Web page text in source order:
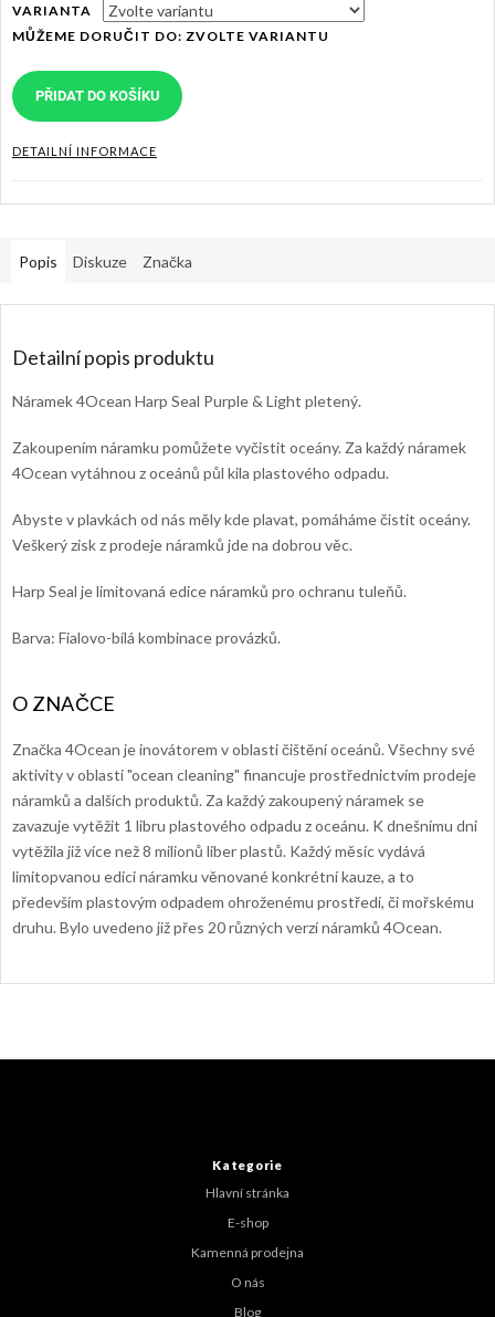
VARIANTA
MŮŽEME DORUČIT DO: ZVOLTE VARIANTU
PŘIDAT DO KOŠÍKU
DETAILNÍ INFORMACE
Popis Diskuze Značka
Detailní popis produktu
Náramek 4Ocean Harp Seal Purple & Light pletený.
Zakoupením náramku pomůžete vyčistit oceány. Za každý náramek
4Ocean vytáhnou z oceánů půl kila plastového odpadu.
Abyste v plavkách od nás měly kde plavat, pomáháme čistit oceány.
Veškerý zisk z prodeje náramků jde na dobrou věc.
Harp Seal je limitovaná edice náramků pro ochranu tuleňů.
Barva: Fialovo-bílá kombinace provázků.
Značka 4Ocean je inovátorem v oblasti čištění oceánů. Všechny své
aktivity v oblasti "ocean cleaning" financuje prostřednictvím prodeje
náramků a dalších produktů. Za každý zakoupený náramek se
zavazuje vytěžit 1 libru plastového odpadu z oceánu. K dnešnímu dni
vytěžila již více než 8 milionů liber plastů. Každý měsíc vydává
limitopvanou edici náramku věnované konkrétní kauze, a to
především plastovým odpadem ohroženému prostředí, či mořskému
druhu. Bylo uvedeno již přes 20 různých verzí náramků 4Ocean.
Kategorie
Hlavní stránka
E-shop
Kamenná prodejna
O nás
Blog